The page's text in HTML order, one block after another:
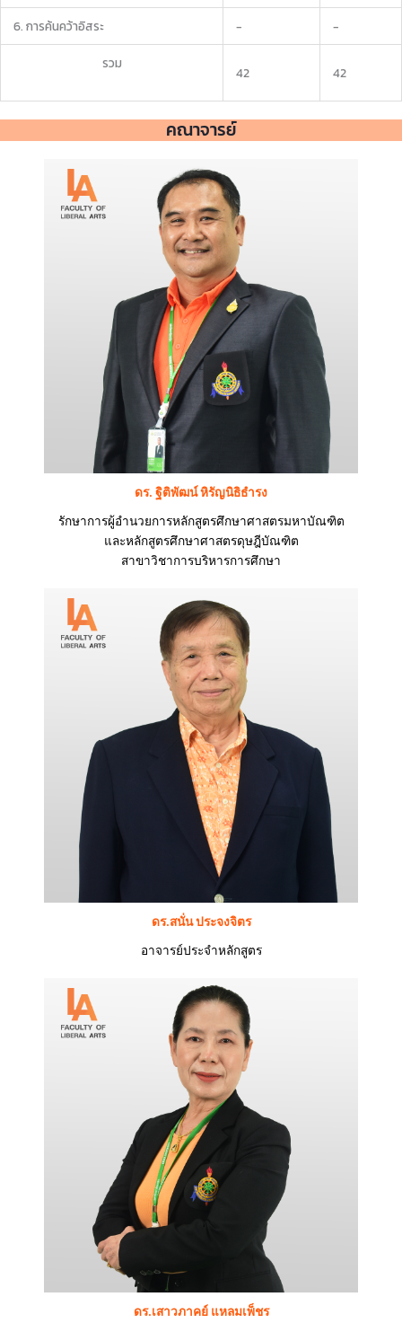
6. การค้นคว้าอิสระ - -
รวม
42 42
คณาจารย์
ดร. ฐิติพัฒน์ หิรัญนิธิธำรง
รักษาการผู้อำนวยการหลักสูตรศึกษาศาสตรมหาบัณฑิต
และหลักสูตรศึกษาศาสตรดุษฎีบัณฑิต
สาขาวิชาการบริหารการศึกษา
ดร.สนั่น ประจงจิตร
อาจารย์ประจำหลักสูตร
ดร.เสาวภาคย์ แหลมเพ็ชร